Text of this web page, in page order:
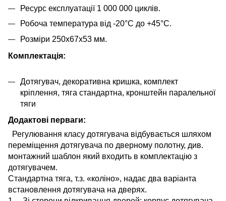
Ресурс експлуатації 1 000 000 циклів.
Робоча температура від -20°С до +45°С.
Розміри 250х67х53 мм.
Комплектація:
Дотягувач, декоративна кришка, комплект
кріплення, тяга стандартна, кронштейн паралельної
тяги
Додактові перваги:
Регулювання класу дотягувача відбувається шляхом
переміщення дотягувача по дверному полотну, див.
монтажний шаблон який входить в комплектацію з
дотягувачем.
Стандартна тяга, т.з. «коліно», надає два варіанта
встановлення дотягувача на дверях.